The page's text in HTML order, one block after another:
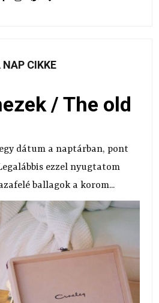
NAP CIKKE
/ The old
egy dátum a naptárban, pont
ezzel nyugtatom
ballagok a korom...